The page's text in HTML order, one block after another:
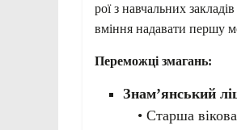
рої з навчальних
вміння надавати першу
Переможці змагань:
Знам’янський
• Старша